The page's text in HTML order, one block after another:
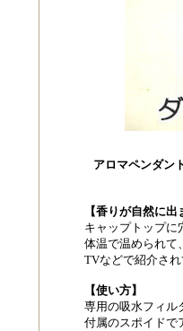
アロマペンダン
【香りが自然に出
キャップトップに
体温で温められて
TVなどで紹介さ
【使い方】
専用の吸水フィル
付属のスポイドで